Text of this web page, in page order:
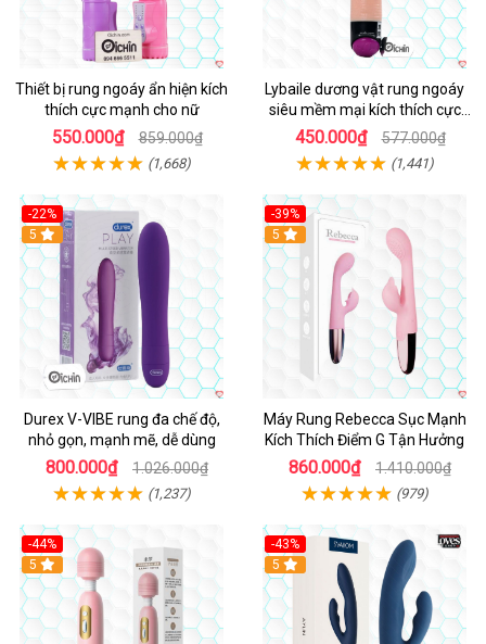
Thiết bị rung ngoáy ẩn hiện kích
thích cực mạnh cho nữ
550.000₫ 859.000₫
(1,668)
Lybaile dương vật rung ngoáy
siêu mềm mại kích thích cực
mạnh
450.000₫ 577.000₫
(1,441)
-22%
Hot
5
Durex V-VIBE rung đa chế độ,
nhỏ gọn, mạnh mẽ, dễ dùng
800.000₫ 1.026.000₫
(1,237)
-39%
Hot
5
Máy Rung Rebecca Sục Mạnh
Kích Thích Điểm G Tận Hưởng
860.000₫ 1.410.000₫
(979)
-44%
Hot
5
-43%
Hot
5